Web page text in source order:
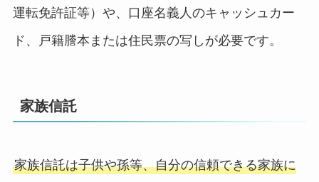
運転免許証等）や、口座名義人のキャッシュカー
ド、戸籍謄本または住民票の写しが必要です。
家族信託
家族信託は子供や孫等、自分の信頼できる家族に